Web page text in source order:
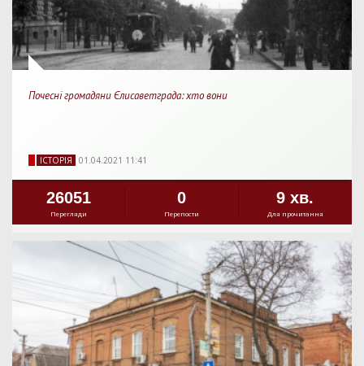
Почесні громадяни Єлисаветграда: хто вони
IСТОРIЯ 01.04.2021 11:41
26051
Перегляди
0
Перепости
9 хв.
Для прочитання